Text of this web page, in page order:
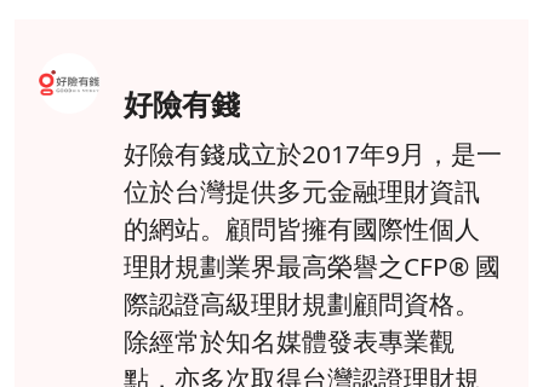
好險有錢
好險有錢成立於2017年9月，是一
位於台灣提供多元金融理財資訊
的網站。顧問皆擁有國際性個人
理財規劃業界最高榮譽之CFP® 國
際認證高級理財規劃顧問資格。
除經常於知名媒體發表專業觀
點，亦多次取得台灣認證理財規